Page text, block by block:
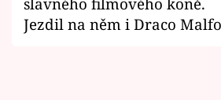
Jezdil na něm i Draco